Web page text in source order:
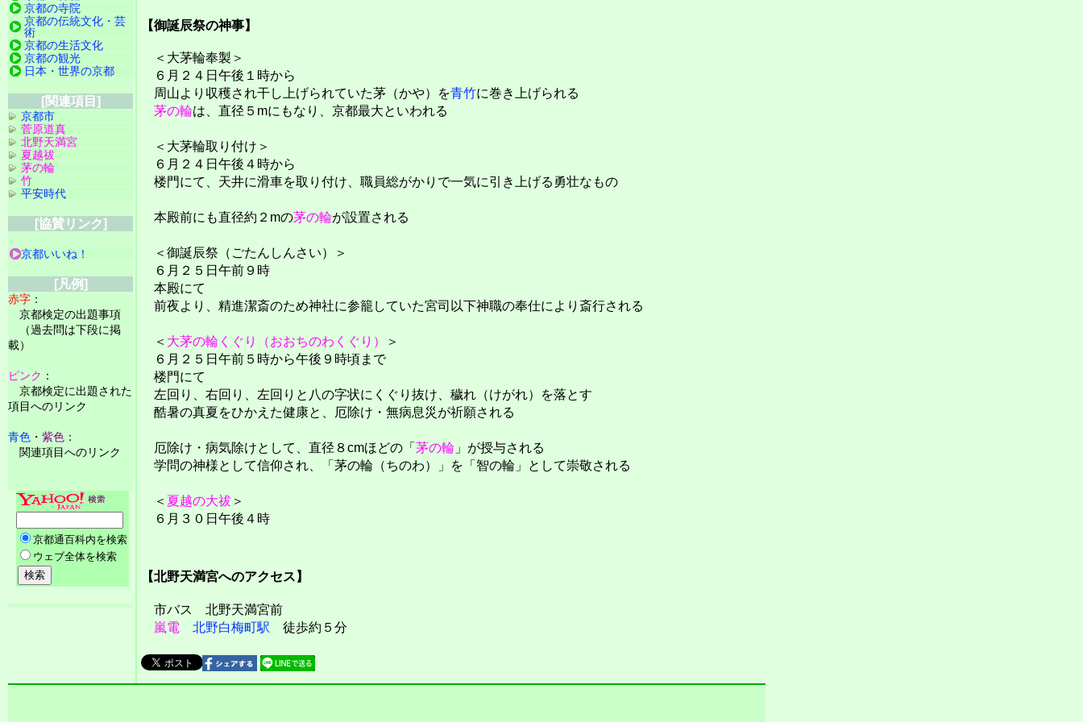
【御誕辰祭の神事】
＜大茅輪奉製＞
６月２４日午後１時から
周山より収穫され干し上げられていた茅（かや）を青竹に巻き上げられる
茅の輪は、直径５mにもなり、京都最大といわれる
＜大茅輪取り付け＞
６月２４日午後４時から
楼門にて、天井に滑車を取り付け、職員総がかりで一気に引き上げる勇壮なもの
本殿前にも直径約２mの茅の輪が設置される
＜御誕辰祭（ごたんしんさい）＞
６月２５日午前９時
本殿にて
前夜より、精進潔斎のため神社に参籠していた宮司以下神職の奉仕により斎行される
＜ 大茅の輪くぐり（おおちのわくぐり）
＞
６月２５日午前５時から午後９時頃まで
楼門にて
左回り、右回り、左回りと八の字状にくぐり抜け、穢れ（けがれ）を落とす
酷暑の真夏をひかえた健康と、厄除け・無病息災が祈願される
厄除け・病気除けとして、直径８cmほどの「 茅の輪 」が授与される
学問の神様として信仰され、「茅の輪（ちのわ）」を「智の輪」として崇敬される
＜ 夏越の大祓 ＞
６月３０日午後４時
【北野天満宮へのアクセス】
市バス 北野天満宮前
嵐電
北野白梅町駅 徒歩約５分
京都の寺院
京都の伝統文化・芸
術
京都の生活文化
京都の観光
日本・世界の京都
[関連項目]
京都市
菅原道真
北野天満宮
夏越祓
茅の輪
竹
平安時代
[協賛リンク]
京都いいね！
[凡例]
赤字 ：
京都検定の出題事項
（過去問は下段に掲
載）
ピンク ：
京都検定に出題された
項目へのリンク
青色 ・ 紫色 ：
関連項目へのリンク